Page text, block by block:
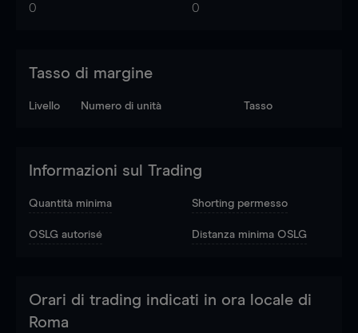
0 0
Tasso di margine
Livello Numero di unità Tasso
Informazioni sul Trading
Quantità minima Shorting permesso
OSLG autorisé Distanza minima OSLG
Orari di trading indicati in ora locale di
Roma